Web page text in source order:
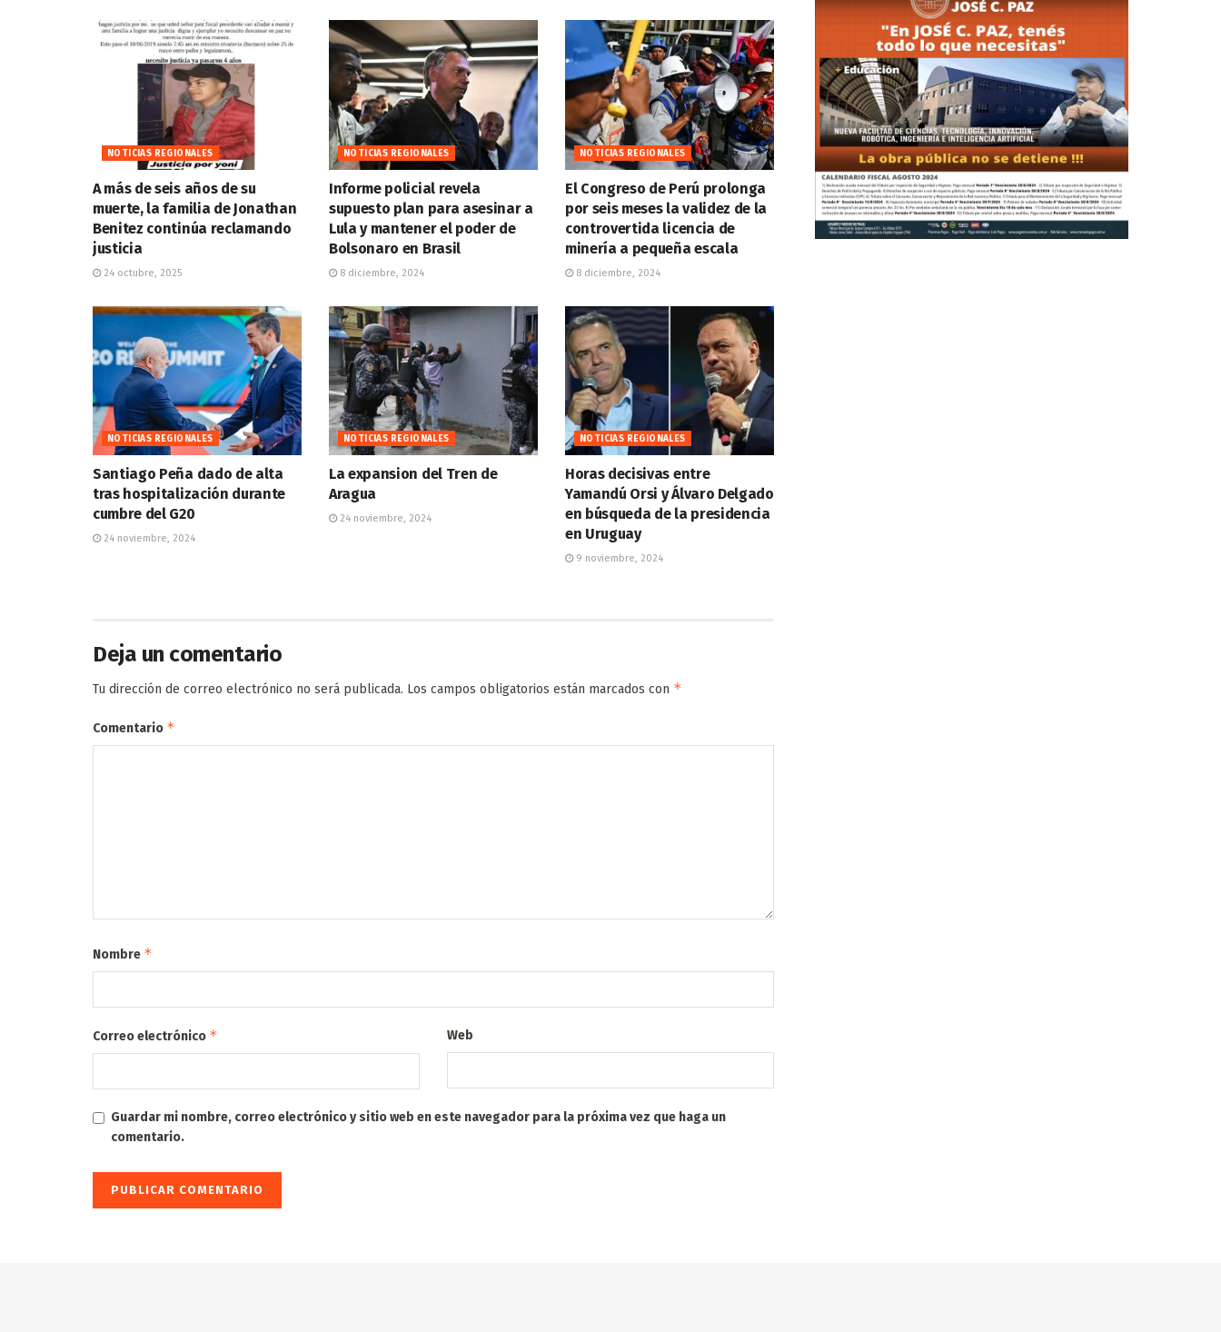
NOTICIAS REGIONALES
A más de seis años de su
muerte, la familia de Jonathan
Benitez continúa reclamando
justicia
24 octubre, 2025
NOTICIAS REGIONALES
Informe policial revela
supuesto plan para asesinar a
Lula y mantener el poder de
Bolsonaro en Brasil
8 diciembre, 2024
NOTICIAS REGIONALES
El Congreso de Perú prolonga
por seis meses la validez de la
controvertida licencia de
minería a pequeña escala
8 diciembre, 2024
NOTICIAS REGIONALES
Santiago Peña dado de alta
tras hospitalización durante
cumbre del G20
24 noviembre, 2024
NOTICIAS REGIONALES
La expansion del Tren de
Aragua
24 noviembre, 2024
NOTICIAS REGIONALES
Horas decisivas entre
Yamandú Orsi y Álvaro Delgado
en búsqueda de la presidencia
en Uruguay
9 noviembre, 2024
Deja un comentario
Tu dirección de correo electrónico no será publicada. Los campos obligatorios están marcados con *
Comentario *
Nombre *
Correo electrónico * Web
Guardar mi nombre, correo electrónico y sitio web en este navegador para la próxima vez que haga un
comentario.